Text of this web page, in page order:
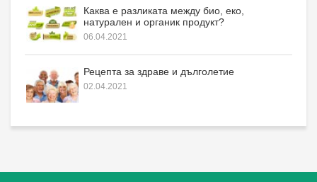
Каква е разликата между био, еко,
натурален и органик продукт?
06.04.2021
Рецепта за здраве и дълголетие
02.04.2021